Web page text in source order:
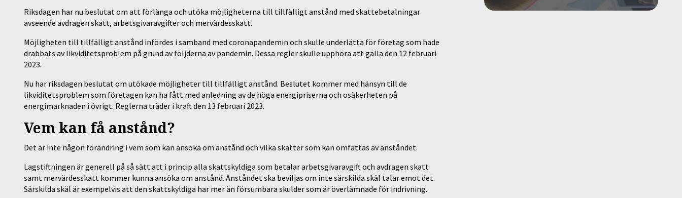
Riksdagen har nu beslutat om att förlänga och utöka möjligheterna till tillfälligt anstånd med skattebetalningar
avseende avdragen skatt, arbetsgivaravgifter och mervärdesskatt.
Möjligheten till tillfälligt anstånd infördes i samband med coronapandemin och skulle underlätta för företag som hade
drabbats av likviditetsproblem på grund av följderna av pandemin. Dessa regler skulle upphöra att gälla den 12 februari
2023.
Nu har riksdagen beslutat om utökade möjligheter till tillfälligt anstånd. Beslutet kommer med hänsyn till de
likviditetsproblem som företagen kan ha fått med anledning av de höga energipriserna och osäkerheten på
energimarknaden i övrigt. Reglerna träder i kraft den 13 februari 2023.
Vem kan få anstånd?
Det är inte någon förändring i vem som kan ansöka om anstånd och vilka skatter som kan omfattas av anståndet.
Lagstiftningen är generell på så sätt att i princip alla skattskyldiga som betalar arbetsgivaravgift och avdragen skatt
samt mervärdesskatt kommer kunna ansöka om anstånd. Anståndet ska beviljas om inte särskilda skäl talar emot det.
Särskilda skäl är exempelvis att den skattskyldiga har mer än försumbara skulder som är överlämnade för indrivning.